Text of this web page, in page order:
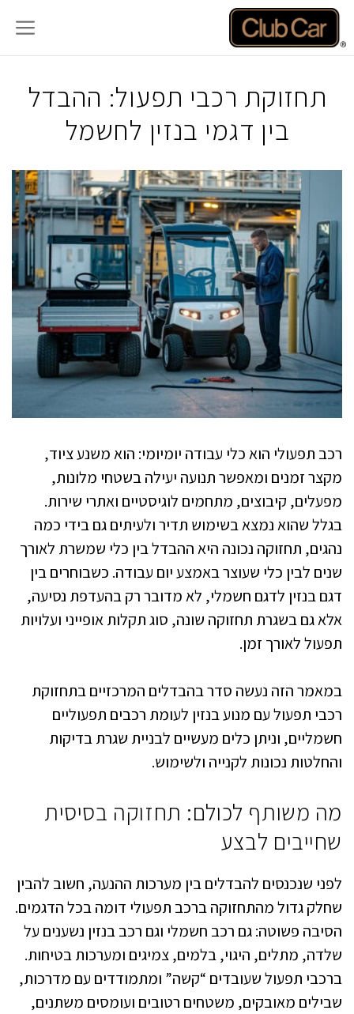
לדלג
לתוכן
תחזוקת רכבי תפעול: ההבדל
בין דגמי בנזין לחשמל
רכב תפעולי הוא כלי עבודה יומיומי: הוא משנע ציוד,
מקצר זמנים ומאפשר תנועה יעילה בשטחי מלונות,
מפעלים, קיבוצים, מתחמים לוגיסטיים ואתרי שירות.
בגלל שהוא נמצא בשימוש תדיר ולעיתים גם בידי כמה
נהגים, תחזוקה נכונה היא ההבדל בין כלי שמשרת לאורך
שנים לבין כלי שעוצר באמצע יום עבודה. כשבוחרים בין
דגם בנזין לדגם חשמלי, לא מדובר רק בהעדפת נסיעה,
אלא גם בשגרת תחזוקה שונה, סוג תקלות אופייני ועלויות
תפעול לאורך זמן.
במאמר הזה נעשה סדר בהבדלים המרכזיים בתחזוקת
רכבי תפעול עם מנוע בנזין לעומת רכבים תפעוליים
חשמליים, וניתן כלים מעשיים לבניית שגרת בדיקות
והחלטות נכונות לקנייה ולשימוש.
מה משותף לכולם: תחזוקה בסיסית
שחייבים לבצע
לפני שנכנסים להבדלים בין מערכות ההנעה, חשוב להבין
שחלק גדול מהתחזוקה ברכב תפעולי דומה בכל הדגמים.
הסיבה פשוטה: גם רכב חשמלי וגם רכב בנזין נשענים על
שלדה, מתלים, היגוי, בלמים, צמיגים ומערכות בטיחות.
ברכבי תפעול שעובדים “קשה” ומתמודדים עם מדרכות,
שבילים מאובקים, משטחים רטובים ועומסים משתנים,